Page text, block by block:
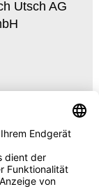
Utsch AG
Data